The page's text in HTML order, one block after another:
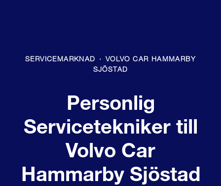
SERVICEMARKNAD · VOLVO CAR HAMMARBY
SJÖSTAD
Personlig
Servicetekniker till
Volvo Car
Hammarby Sjöstad